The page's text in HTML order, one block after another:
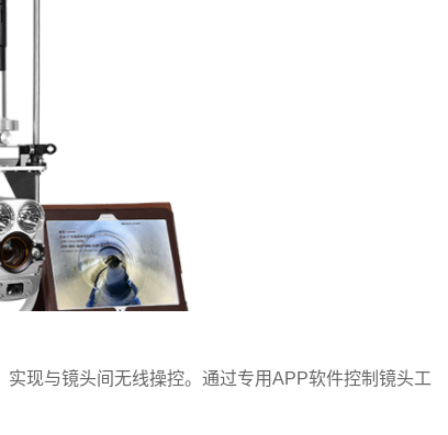
现与镜头间无线操控。通过专用APP软件控制镜头工